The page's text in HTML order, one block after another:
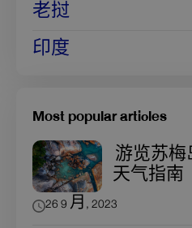
老挝
印度
Most popular articles
游览苏梅
天气指南
26 9 月, 2023